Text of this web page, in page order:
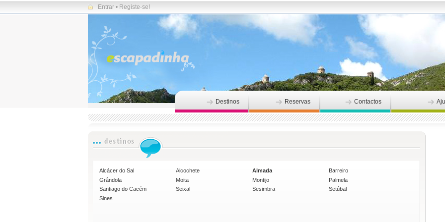
Entrar • Registe-se!
Destinos Reservas Contactos
Alcácer do Sal Alcochete Almada
Barreiro
Grândola
Moita Montijo
Palmela
Santiago do Cacém
Seixal Sesimbra
Setúbal
Sines